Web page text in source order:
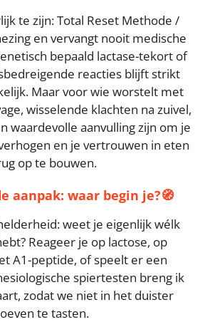
te zijn: Total Reset Methode /
en vervangt nooit medische
bepaald lactase-tekort of
reacties blijft strikt
Maar voor wie worstelt met
wisselende klachten na zuivel,
waardevolle aanvulling zijn om je
en je vertrouwen in eten
op te bouwen.
aanpak: waar begin je?🧭
weet je eigenlijk wélk
Reageer je op lactose, op
A1-peptide, of speelt er een
spiertesten breng ik
zodat we niet in het duister
te tasten.